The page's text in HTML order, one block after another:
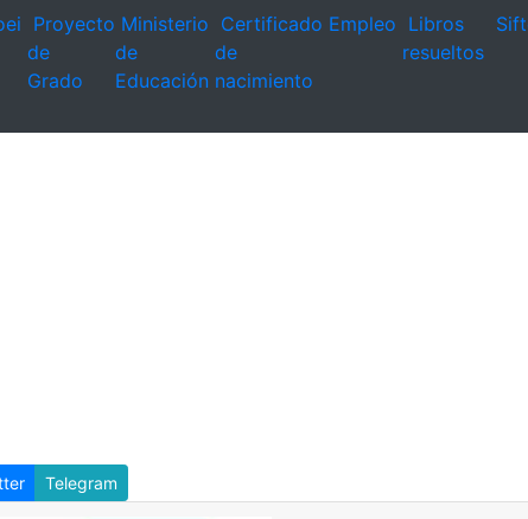
Proyecto
de
Grado
Ministerio
de
Educación
Certificado
de
nacimiento
Empleo Libros
resueltos
Telegram